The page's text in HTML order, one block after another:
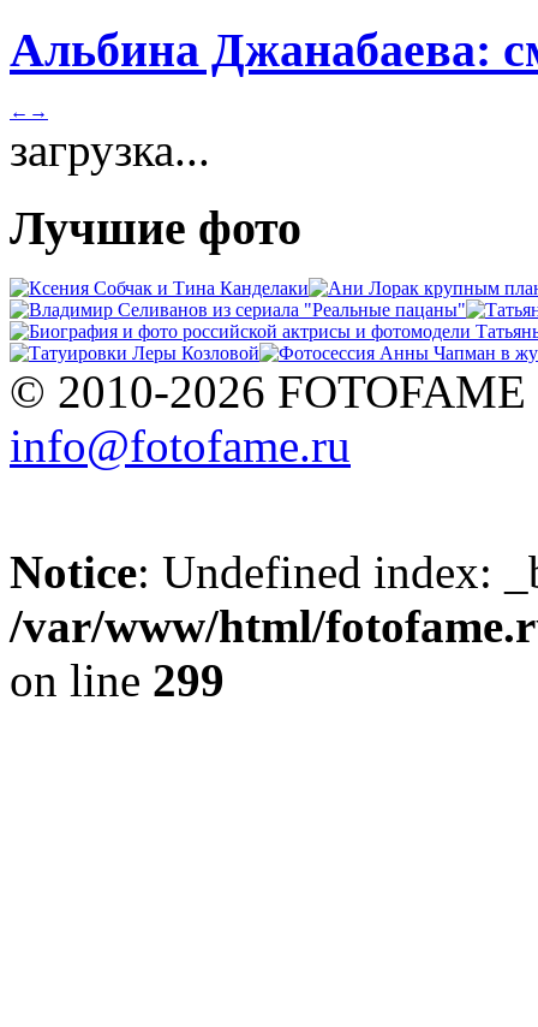
Альбина Джанабаева:
← →
загрузка...
Лучшие фото
© 2010-2026 FOTOFAME
info@fotofame.ru
Notice: Undefined index:
/var/www/html/
on line 299